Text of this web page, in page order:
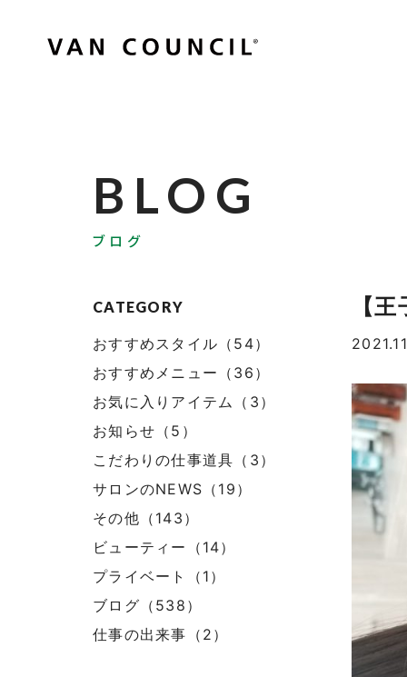
BLOG
ブログ
CATEGORY
おすすめスタイル（54）
おすすめメニュー（36）
お気に入りアイテム（3）
お知らせ（5）
こだわりの仕事道具（3）
サロンのNEWS（19）
その他（143）
ビューティー（14）
プライベート（1）
ブログ（538）
仕事の出来事（2）
【